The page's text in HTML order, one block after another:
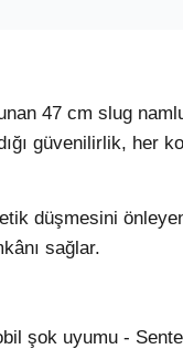
47 cm slug
güvenilirlik, her
düşmesini
sağlar.
şok uyumu -